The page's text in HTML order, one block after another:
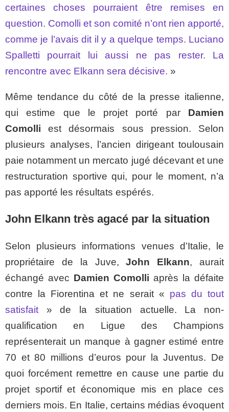
certaines choses pourraient être remises en
question. Comolli et son comité n’ont rien apporté,
comme je l’avais dit il y a quelque temps. Luciano
Spalletti pourrait lui aussi ne pas rester. La
rencontre avec Elkann sera décisive. »
Même tendance du côté de la presse italienne,
qui estime que le projet porté par Damien
Comolli est désormais sous pression. Selon
plusieurs analyses, l’ancien dirigeant toulousain
paie notamment un mercato jugé décevant et une
restructuration sportive qui, pour le moment, n’a
pas apporté les résultats espérés.
John Elkann très agacé par la situation
Selon plusieurs informations venues d’Italie, le
propriétaire de la Juve, John Elkann, aurait
échangé avec Damien Comolli après la défaite
contre la Fiorentina et ne serait « pas du tout
satisfait » de la situation actuelle. La non-
qualification en Ligue des Champions
représenterait un manque à gagner estimé entre
70 et 80 millions d’euros pour la Juventus. De
quoi forcément remettre en cause une partie du
projet sportif et économique mis en place ces
derniers mois. En Italie, certains médias évoquent